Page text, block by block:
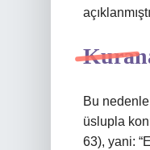
Bu
üslupla
63), yani: